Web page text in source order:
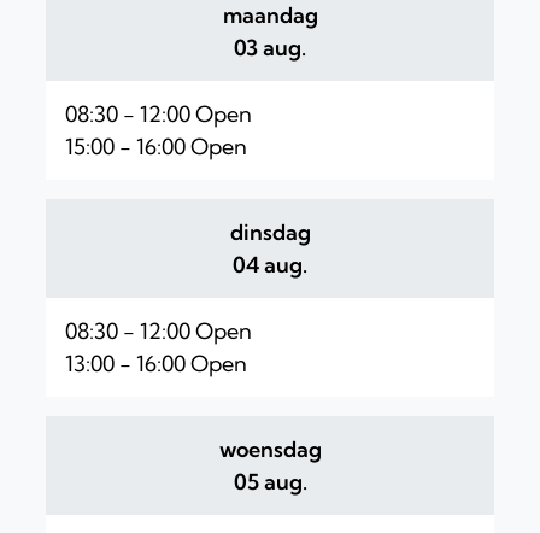
maandag
03 aug.
08:30 - 12:00Open
15:00 - 16:00Open
dinsdag
04 aug.
08:30 - 12:00Open
13:00 - 16:00Open
woensdag
05 aug.